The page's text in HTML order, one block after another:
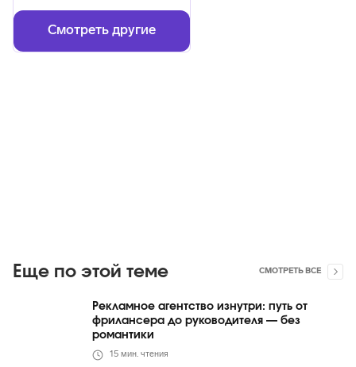
Смотреть другие
Еще по этой теме СМОТРЕТЬ ВСЕ
Рекламное агентство изнутри: путь от
фрилансера до руководителя — без
романтики
15 мин. чтения